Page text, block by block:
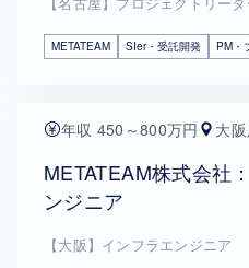
METATEAM SIer・受託開発 PM・
年収 450～800万円 大
METATEAM株式会社
ンジニア
【大阪】インフラエンジニア